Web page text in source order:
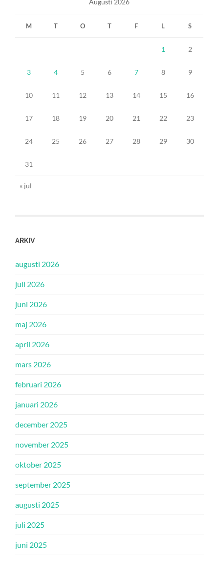
M T O T F L S
1 2
3 4 5 6 7 8 9
10 11 12 13 14 15 16
17 18 19 20 21 22 23
24 25 26 27 28 29 30
31
« jul
ARKIV
augusti 2026
juli 2026
juni 2026
maj 2026
april 2026
mars 2026
februari 2026
januari 2026
december 2025
november 2025
oktober 2025
september 2025
augusti 2025
juli 2025
juni 2025